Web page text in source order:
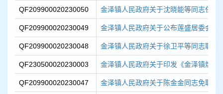
QF209900020230050 金泽镇人民政府关于沈晓能等同志任职
QF209900020230049 金泽镇人民政府关于公布莲盛居委会主
QF209900020230048 金泽镇人民政府关于徐卫平等同志职务
QF230500020230003 金泽镇人民政府关于印发《金泽镇燃气
QF209900020230047 金泽镇人民政府关于陈金金同志免职的